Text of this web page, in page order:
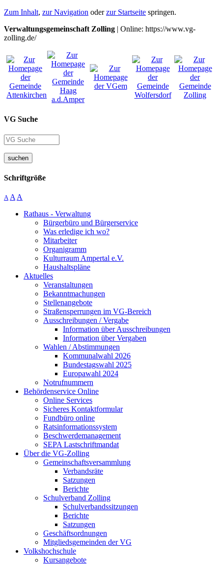
Zum Inhalt, zur Navigation oderzur Startseite springen.
Verwaltungsgemeinschaft Zolling | Online: https://www.vg-
zolling.de/
VG Suche
suchen
Schriftgröße
A A A
Rathaus - Verwaltung
Bürgerbüro und Bürgerservice
Was erledige ich wo?
Mitarbeiter
Organigramm
Kulturraum Ampertal e.V.
Haushaltspläne
Aktuelles
Veranstaltungen
Bekanntmachungen
Stellenangebote
Straßensperrungen im VG-Bereich
Ausschreibungen / Vergabe
Information über Ausschreibungen
Information über Vergaben
Wahlen / Abstimmungen
Kommunalwahl 2026
Bundestagswahl 2025
Europawahl 2024
Notrufnummern
Behördenservice Online
Online Services
Sicheres Kontaktformular
Fundbüro online
Ratsinformationssystem
Beschwerdemanagement
SEPA Lastschriftmandat
Über die VG-Zolling
Gemeinschaftsversammlung
Verbandsräte
Satzungen
Berichte
Schulverband Zolling
Schulverbandssitzungen
Berichte
Satzungen
Geschäftsordnungen
Mitgliedsgemeinden der VG
Volkshochschule
Kursangebote